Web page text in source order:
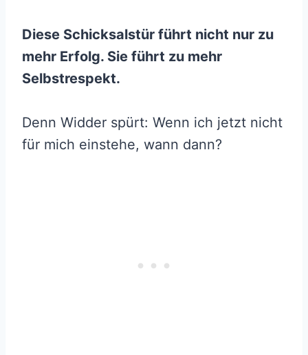
Diese Schicksalstür führt nicht nur zu
mehr Erfolg. Sie führt zu mehr
Selbstrespekt.
Denn Widder spürt: Wenn ich jetzt nicht
für mich einstehe, wann dann?